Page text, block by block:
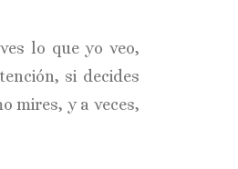
lo que yo veo,
si decides
mires, y a veces,